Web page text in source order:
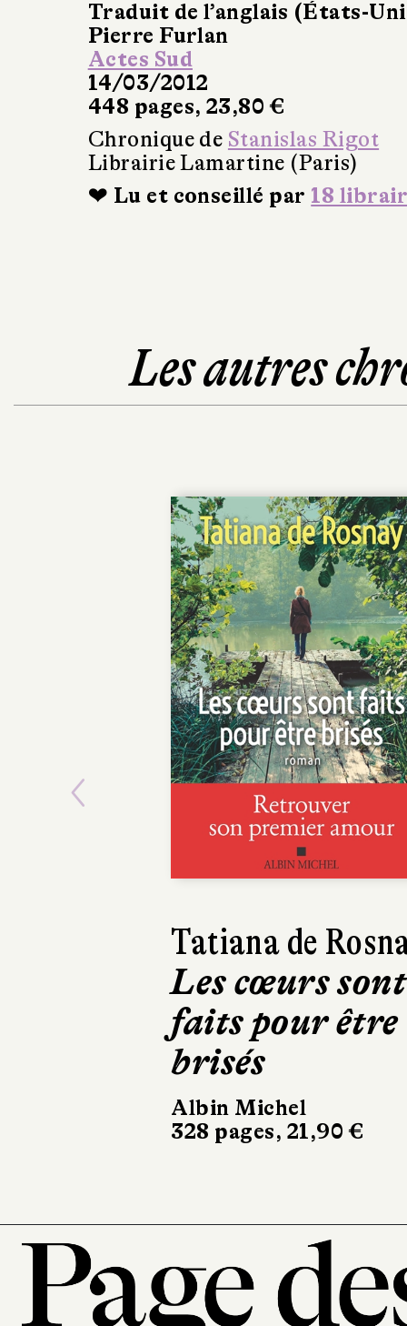
Traduit de l’anglais (États-
Pierre Furlan
Actes Sud
14/03/2012
448 pages, 23,80 €
Chronique de Stanislas Rigot
Librairie Lamartine (Paris)
❤ Lu et conseillé par 18
Les autres
Richard O'Rawe
Braquage à
Belfast
Gallimard
Previous